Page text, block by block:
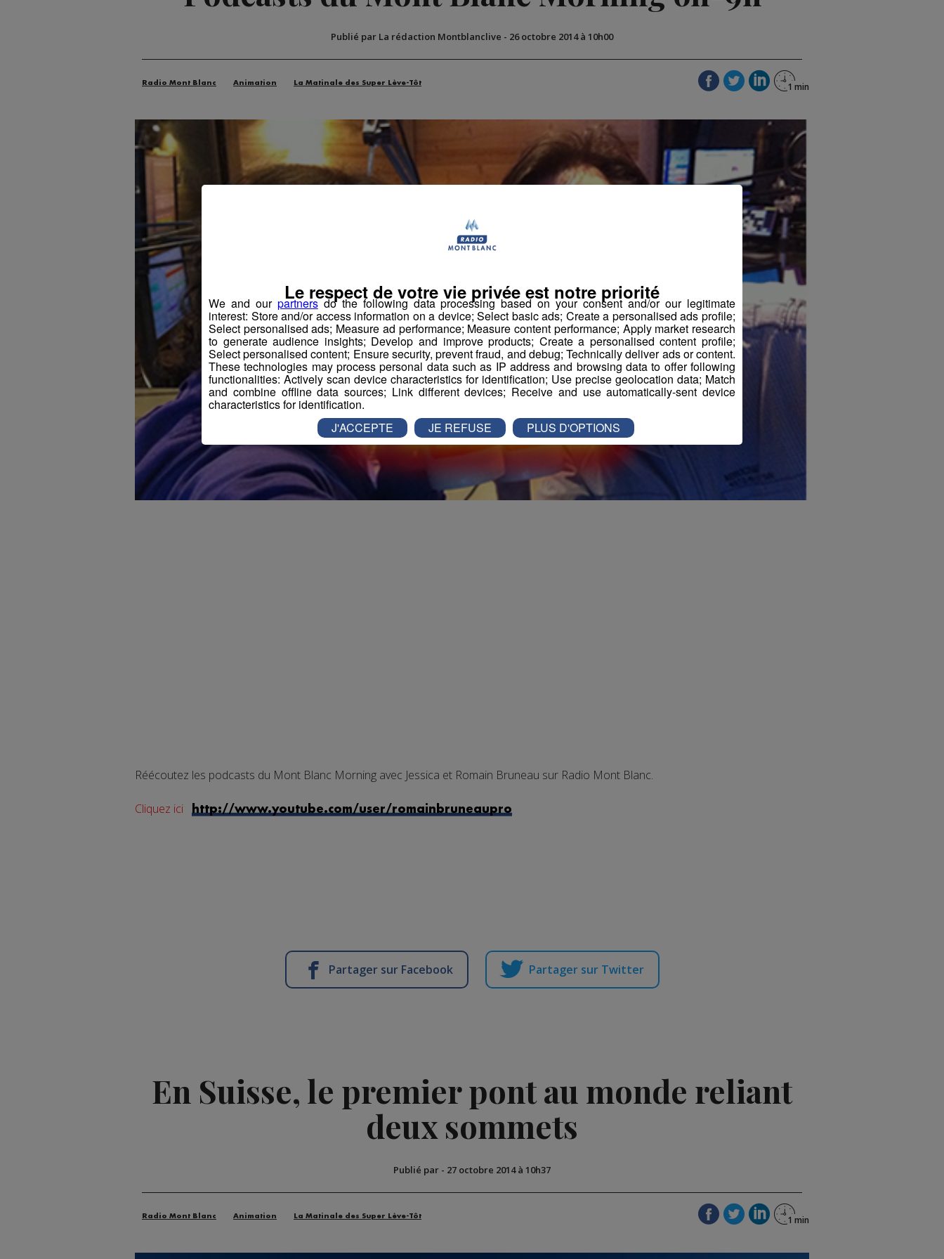
Publié par La rédaction Montblanclive - 26 octobre 2014 à 10h00
Radio Mont Blanc Animation La Matinale des Super Lève-Tôt
Réécoutez les podcasts du Mont Blanc Morning avec Jessica et Romain Bruneau sur Radio Mont Blanc.
Cliquez ici http://www.youtube.com/user/romainbruneaupro
Partager sur Facebook Partager sur Twitter
En Suisse, le premier pont au monde reliant
deux sommets
Publié par - 27 octobre 2014 à 10h37
Radio Mont Blanc Animation La Matinale des Super Lève-Tôt
We and our partnersdo the following data processing based on your consent and/or our legitimate
interest: Store and/or access information on a device; Select basic ads; Create a personalised ads profile;
Select personalised ads; Measure ad performance; Measure content performance; Apply market research
to generate audience insights; Develop and improve products; Create a personalised content profile;
Select personalised content; Ensure security, prevent fraud, and debug; Technically deliver ads or content.
These technologies may process personal data such as IP address and browsing data to offer following
functionalities: Actively scan device characteristics for identification; Use precise geolocation data; Match
and combine offline data sources; Link different devices; Receive and use automatically-sent device
characteristics for identification.
Le respect de votre vie privée est notre priorité
J'ACCEPTE JE REFUSE PLUS D'OPTIONS